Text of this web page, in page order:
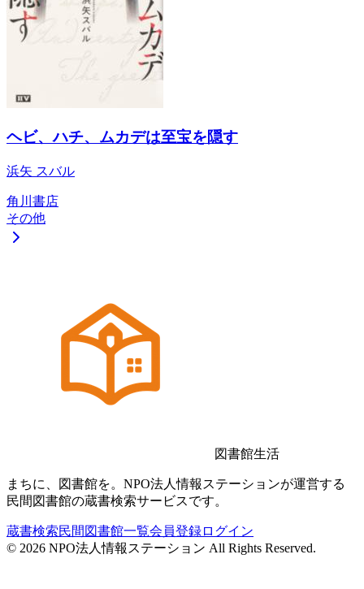
ヘビ、ハチ、ムカデは至宝を隠す
浜矢 スバル
角川書店
その他
図書館生活
まちに、図書館を。NPO法人情報ステーションが運営する
民間図書館の蔵書検索サービスです。
蔵書検索民間図書館一覧会員登録ログイン
© 2026 NPO法人情報ステーション All Rights Reserved.